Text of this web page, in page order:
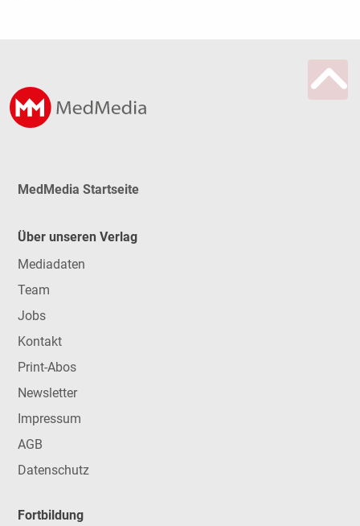
MedMedia Startseite
Über unseren Verlag
Mediadaten
Team
Jobs
Kontakt
Print-Abos
Newsletter
Impressum
AGB
Datenschutz
Fortbildung